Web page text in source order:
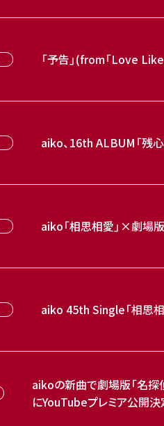
「予告」(from「Love
aiko、16th ALBUM「残
aiko「相思相愛」×劇場
aiko 45th Single「相思相
aikoの新曲で劇場版「名探
にYouTubeプレミア公開決